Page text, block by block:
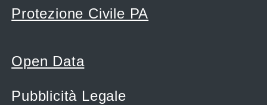
Protezione Civile PA
Open Data
Pubblicità Legale